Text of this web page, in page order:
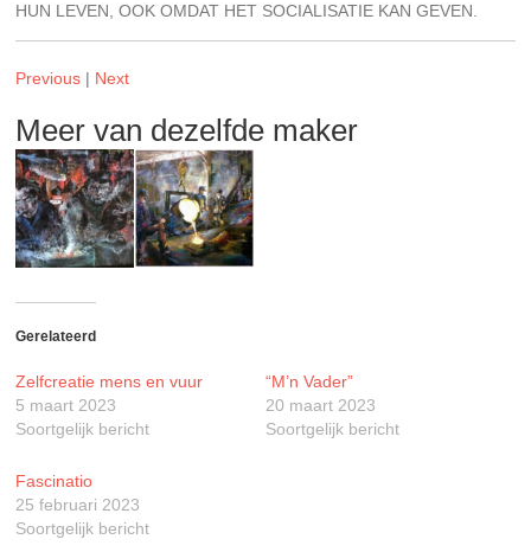
HUN LEVEN, OOK OMDAT HET SOCIALISATIE KAN GEVEN.
Previous | Next
Meer van dezelfde maker
Gerelateerd
Zelfcreatie mens en vuur
5 maart 2023
Soortgelijk bericht
“M’n Vader”
20 maart 2023
Soortgelijk bericht
Fascinatio
25 februari 2023
Soortgelijk bericht